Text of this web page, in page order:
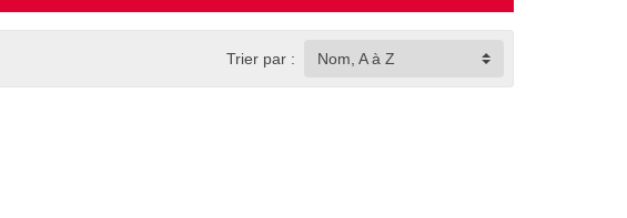
Trier par : Nom, A à Z